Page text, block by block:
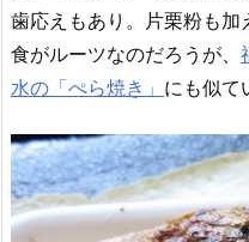
歯応えもあり。片栗粉も
食がルーツなのだろうが、
水の「ぺら焼き」 にも似て